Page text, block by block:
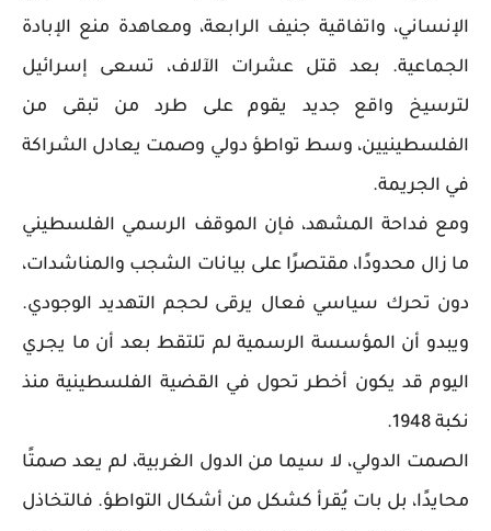
الإنساني، واتفاقية جنيف الرابعة، ومعاهدة منع الإبادة
الجماعية. بعد قتل عشرات الآلاف، تسعى إسرائيل
لترسيخ واقع جديد يقوم على طرد من تبقى من
الفلسطينيين، وسط تواطؤ دولي وصمت يعادل الشراكة
في الجريمة.
ومع فداحة المشهد، فإن الموقف الرسمي الفلسطيني
ما زال محدودًا، مقتصرًا على بيانات الشجب والمناشدات،
دون تحرك سياسي فعال يرقى لحجم التهديد الوجودي.
ويبدو أن المؤسسة الرسمية لم تلتقط بعد أن ما يجري
اليوم قد يكون أخطر تحول في القضية الفلسطينية منذ
نكبة 1948.
الصمت الدولي، لا سيما من الدول الغربية، لم يعد صمتًا
محايدًا، بل بات يُقرأ كشكل من أشكال التواطؤ. فالتخاذل